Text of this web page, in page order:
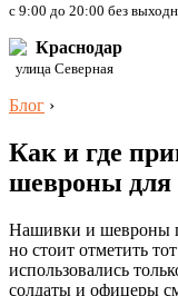
c 9:00 до 20:00 без
Краснодар
улица Северная
Блог ›
Как и где
шевроны для
Нашивки и шевроны
но стоит отметить
использовались
солдаты и офицеры